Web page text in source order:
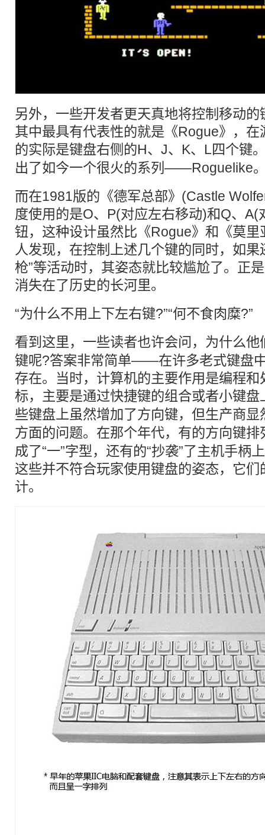
另外，一些开发者更天真地将控制移动
其中最具有代表性的就是《Rogue》，
的实际是键盘右侧的H、J、K、L四个键
出了如今一个很火的系列——Roguelike
而在1981版的《德军总部》(Castle
度使用的是O、P(对应左右移动)和Q、A(
钮，这种设计虽然比《Rogue》和《莫
人发现，在控制上述几个键的同时，如果
枪”等活动时，其姿态就比较尴尬了。正
消失在了历史的长河里。
“为什么不用上下左右键?”“何不食肉糜?”
看到这里，一些读者也许会问，为什么
键呢?答案非常简单——在许多老式键盘
存在。当时，计算机的主要作用是编程
标，主要是通过快捷键的组合或者小键
些键盘上虽然增加了方向键，但生产商显
方面的问题。在那个年代，有的方向键排
成了“一”字型，还有的“抄袭”了主机手柄
这些并不符合玩家使用键盘的姿态，它
计。